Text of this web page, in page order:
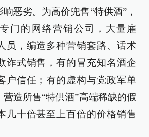
恶劣。为高价兜售“特供酒”，
门的网络营销公司，大量雇
员，编造多种营销套路、话术
诈式销售，有的冒充知名酒企
户信任；有的虚构与党政军单
造所售“特供酒”高端稀缺的假
几十倍甚至上百倍的价格销售